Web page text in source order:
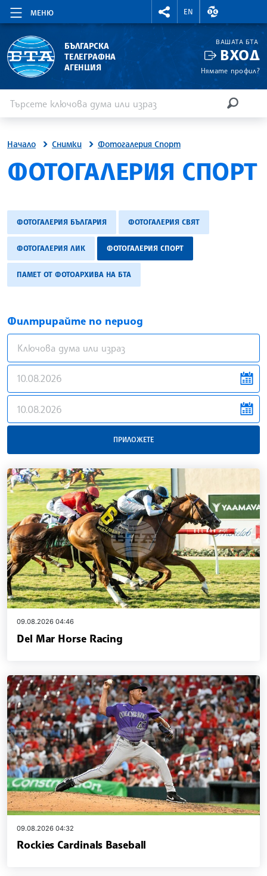
МЕНЮ
RIGHTMENU.SOCIAL
EN
ВАЛУТНИ
БЪЛГАРСКА
ТЕЛЕГРАФНА
АГЕНЦИЯ
ВАШАТА БТА
ВХОД
Нямате профил?
Начало Снимки Фотогалерия Спорт
SITE.BTA
ФОТОГАЛЕРИЯ СПОРТ
ФОТОГАЛЕРИЯ БЪЛГАРИЯ ФОТОГАЛЕРИЯ СВЯТ
ФОТОГАЛЕРИЯ ЛИК ФОТОГАЛЕРИЯ СПОРТ
ПАМЕТ ОТ ФОТОАРХИВА НА БТА
Филтрирайте по период
galleries.filter.from
galleries.filter.to
ПРИЛОЖЕТЕ
09.08.2026 04:46
Del Mar Horse Racing
09.08.2026 04:32
Rockies Cardinals Baseball